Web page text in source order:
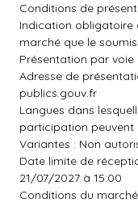
Conditions de
Indication obligatoire
marché que le
Présentation par voie
Adresse de
publics.gouv.fr
Langues dans
participation peuvent
Variantes : Non
Date limite de
21/07/2027 à 15:00
Conditions du